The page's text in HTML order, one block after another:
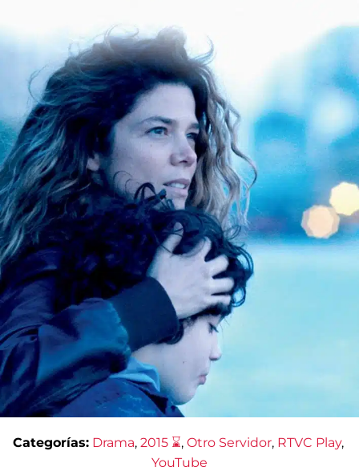
Categorías: Drama, 2015 ⌛, Otro Servidor, RTVC Play
YouTube